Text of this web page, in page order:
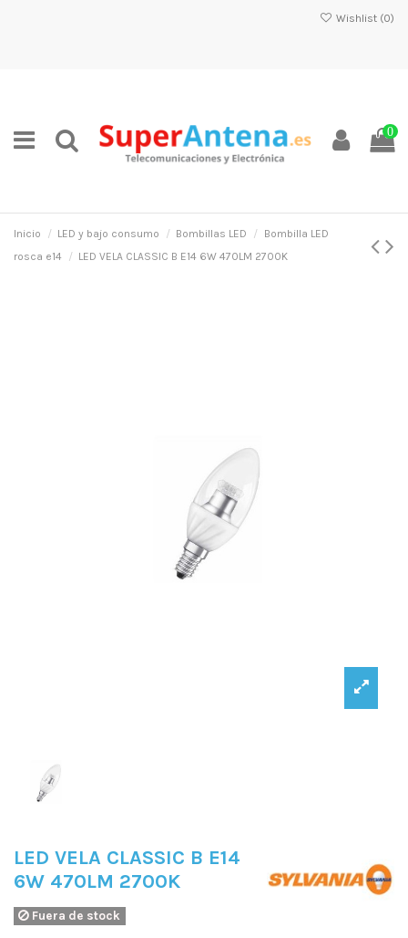
Wishlist (0)
0
Inicio LED y bajo consumo Bombillas LED
Bombilla LED
rosca e14
LED VELA CLASSIC B E14 6W 470LM 2700K
LED VELA CLASSIC B E14
6W 470LM 2700K
Fuera de stock